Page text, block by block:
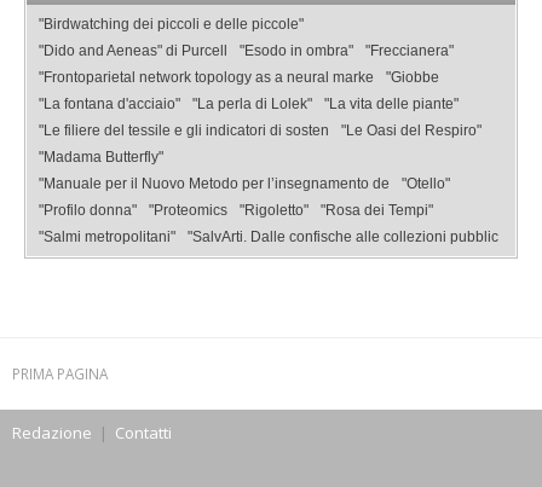
"Birdwatching dei piccoli e delle piccole"
"Dido and Aeneas" di Purcell
"Esodo in ombra"
"Freccianera"
"Frontoparietal network topology as a neural marke
"Giobbe
"La fontana d'acciaio"
"La perla di Lolek"
"La vita delle piante"
"Le filiere del tessile e gli indicatori di sosten
"Le Oasi del Respiro"
"Madama Butterfly"
"Manuale per il Nuovo Metodo per l’insegnamento de
"Otello"
"Profilo donna"
"Proteomics "Rigoletto"
"Rosa dei Tempi"
"Salmi metropolitani"
"SalvArti. Dalle confische alle collezioni pubblic
PRIMA PAGINA
Redazione | Contatti